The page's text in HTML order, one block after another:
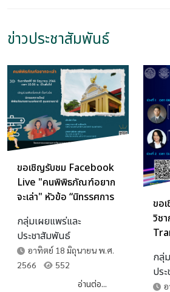
ข่าวประชาสัมพันธ์
ขอเชิญรับชม Facebook
Live "คนพิพิธภัณฑ์อยาก
จะเล่า" หัวข้อ “นิทรรศการ
ชาติ อุบลราชธานี”
กลุ่มเผยแพร่และ
ประชาสัมพันธ์
อาทิตย์ 18 มิถุนายน พ.ศ.
2566
552
อ่านต่อ...
ขอ
วิช
กลุ่
ปร